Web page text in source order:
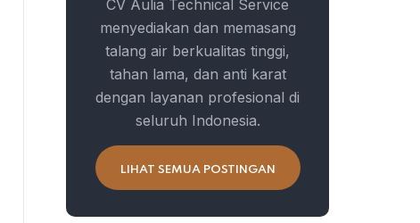
CV Aulia Technical Service
menyediakan dan memasang
talang air berkualitas tinggi,
tahan lama, dan anti karat
dengan layanan profesional di
seluruh Indonesia.
LIHAT SEMUA POSTINGAN